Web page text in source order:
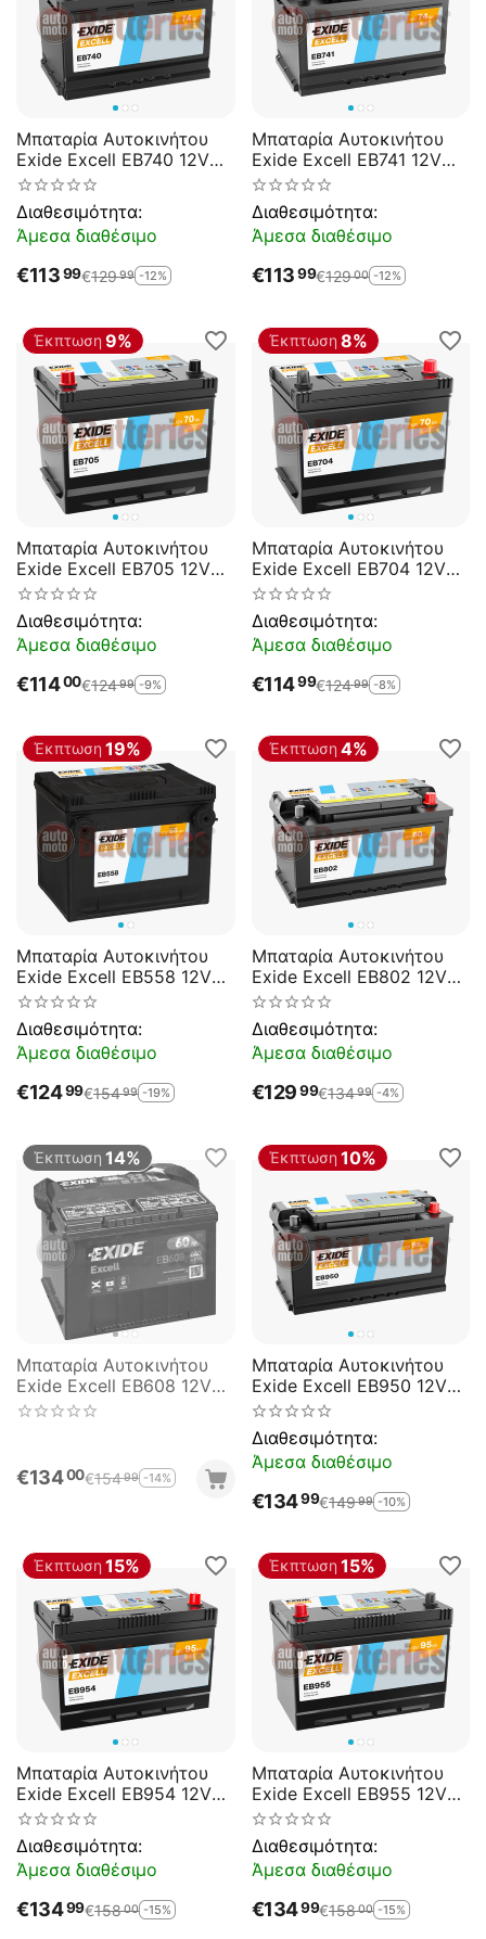
Μπαταρία Αυτοκινήτου
Exide Excell EB740 12V
74AH 680EN A-Εκκίνησης
Διαθεσιμότητα:
Άμεσα διαθέσιμο
€11399€12999 -12%
Μπαταρία Αυτοκινήτου
Exide Excell EB741 12V
74AH 680EN A-Εκκίνησης
Διαθεσιμότητα:
Άμεσα διαθέσιμο
€11399€12900 -12%
Έκπτωση 9%
Μπαταρία Αυτοκινήτου
Exide Excell EB705 12V
70AH 540EN A-
Εκκίνησης
Διαθεσιμότητα:
Άμεσα διαθέσιμο
€11400€12499 -9%
Έκπτωση 8%
Μπαταρία Αυτοκινήτου
Exide Excell EB704 12V
70AH 540EN A-
Εκκίνησης
Διαθεσιμότητα:
Άμεσα διαθέσιμο
€11499€12499 -8%
Έκπτωση 19%
Μπαταρία Αυτοκινήτου
Exide Excell EB558 12V
55AH 620EN A Εκκίνησης
Διαθεσιμότητα:
Άμεσα διαθέσιμο
€12499€15499 -19%
Έκπτωση 4%
Μπαταρία Αυτοκινήτου
Exide Excell EB802 12V
80AH 700EN A-
Εκκίνησης
Διαθεσιμότητα:
Άμεσα διαθέσιμο
€12999€13499 -4%
Έκπτωση 14%
Μπαταρία Αυτοκινήτου
Exide Excell EB608 12V
60AH 640EN A Εκκίνησης
€13400€15499 -14%
Έκπτωση 10%
Μπαταρία Αυτοκινήτου
Exide Excell EB950 12V
95AH 800EN A-
Εκκίνησης
Διαθεσιμότητα:
Άμεσα διαθέσιμο
€13499€14999 -10%
Έκπτωση 15%
Μπαταρία Αυτοκινήτου
Exide Excell EB954 12V
95AH 720EN A-
Εκκίνησης
Διαθεσιμότητα:
Άμεσα διαθέσιμο
€13499€15800 -15%
Έκπτωση 15%
Μπαταρία Αυτοκινήτου
Exide Excell EB955 12V
95AH 720EN A-
Εκκίνησης
Διαθεσιμότητα:
Άμεσα διαθέσιμο
€13499€15800 -15%